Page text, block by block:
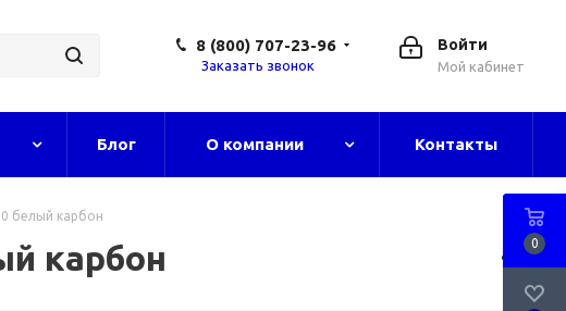
Войти
Мой кабинет
8 (800) 707-23-96
Заказать звонок
Блог О компании Контакты
белый карбон
карбон 0